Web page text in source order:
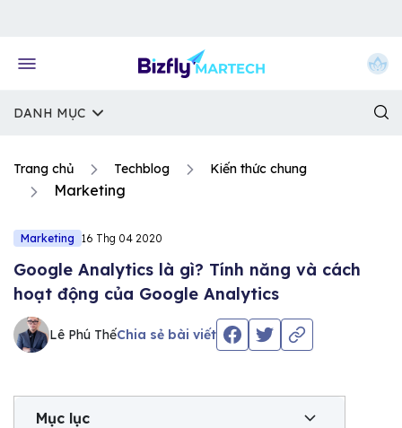
DANH MỤC
Trang chủ Techblog Kiến thức chung
Marketing
Marketing 16 Thg 04 2020
Google Analytics là gì? Tính năng và cách
hoạt động của Google Analytics
Lê Phú ThếChia sẻ bài viết
Mục lục